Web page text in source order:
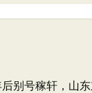
号稼轩，山